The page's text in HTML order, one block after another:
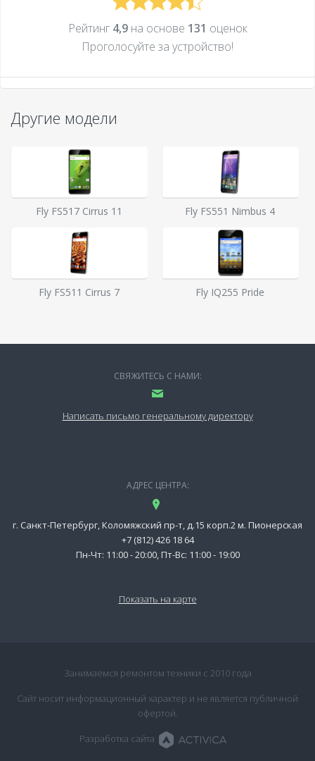
Рейтинг 4,9на основе 131 оценок
Проголосуйте за устройcтво!
Другие модели
Fly FS517 Cirrus 11 Fly FS551 Nimbus 4
Fly FS511 Cirrus 7 Fly IQ255 Pride
СВЯЖИТЕСЬ С НАМИ:
Написать письмо генеральному директору
АДРЕС ЦЕНТРА:
г. Санкт-Петербург, Коломяжский пр-т, д.15 корп.2 м. Пионерская
+7 (812) 426 18 64
Пн-Чт: 11:00 - 20:00, Пт-Вс: 11:00 - 19:00
Показать на карте
Занимаемся ремонтом техники с 2010 года
Сайт носит информационный характер и не является публичной
офертой.
Разработка сайта